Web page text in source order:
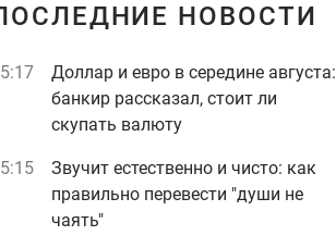
НОВОСТИ
Доллар и евро в середине августа:
банкир рассказал, стоит ли
скупать валюту
Звучит естественно и чисто: как
правильно перевести "души не
чаять"